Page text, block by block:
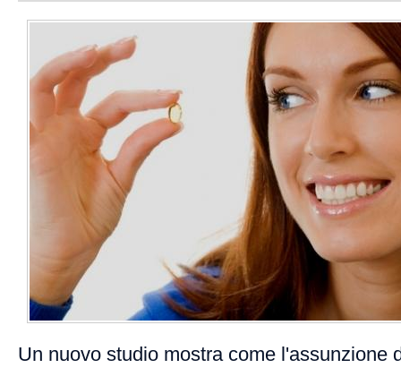
Un nuovo studio mostra come l'assunzione